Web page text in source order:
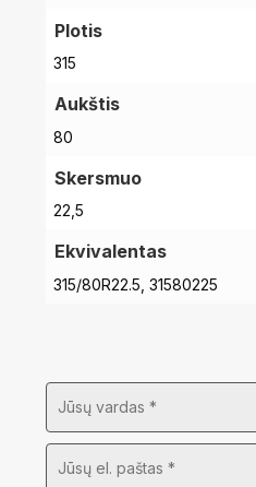
Plotis
315
Aukštis
80
Skersmuo
22,5
Ekvivalentas
315/80R22.5, 31580225